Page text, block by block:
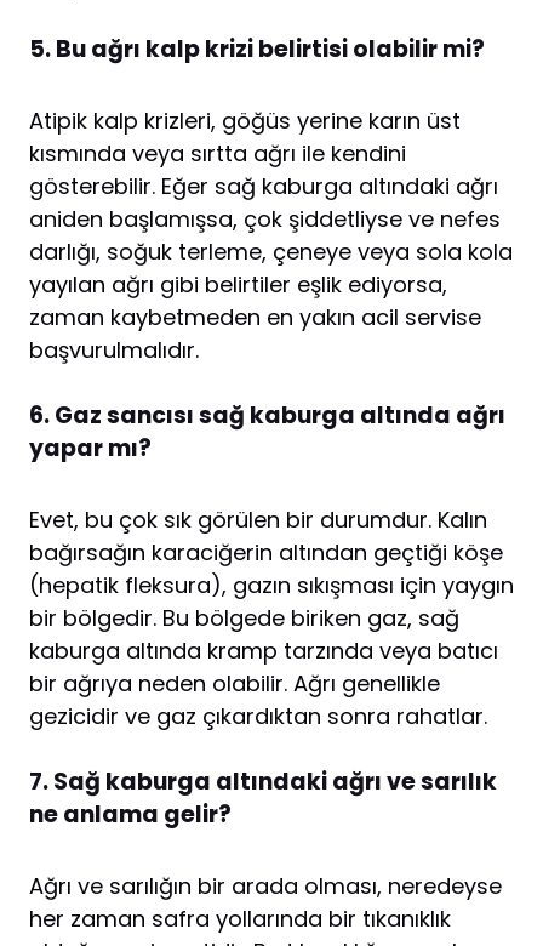
5. Bu ağrı kalp krizi belirtisi olabilir mi?
Atipik kalp krizleri, göğüs yerine karın üst
kısmında veya sırtta ağrı ile kendini
gösterebilir. Eğer sağ kaburga altındaki ağrı
aniden başlamışsa, çok şiddetliyse ve nefes
darlığı, soğuk terleme, çeneye veya sola kola
yayılan ağrı gibi belirtiler eşlik ediyorsa,
zaman kaybetmeden en yakın acil servise
başvurulmalıdır.
6. Gaz sancısı sağ kaburga altında ağrı
yapar mı?
Evet, bu çok sık görülen bir durumdur. Kalın
bağırsağın karaciğerin altından geçtiği köşe
(hepatik fleksura), gazın sıkışması için yaygın
bir bölgedir. Bu bölgede biriken gaz, sağ
kaburga altında kramp tarzında veya batıcı
bir ağrıya neden olabilir. Ağrı genellikle
gezicidir ve gaz çıkardıktan sonra rahatlar.
7. Sağ kaburga altındaki ağrı ve sarılık
ne anlama gelir?
Ağrı ve sarılığın bir arada olması, neredeyse
her zaman safra yollarında bir tıkanıklık